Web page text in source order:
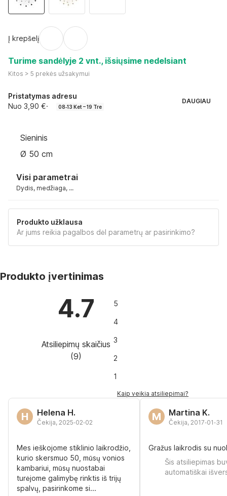
Į krepšelį
Turime sandėlyje 2 vnt., išsiųsime nedelsiant
Kitos > 5 prekės užsakymui
Pristatymas adresu
Nuo 3,90 €· 08‑13 Ket – 19 Tre
DAUGIAU
Sieninis
Ø 50 cm
Visi parametrai
Dydis, medžiaga, ...
Produkto užklausa
Ar jums reikia pagalbos dėl parametrų ar pasirinkimo?
Produkto įvertinimas
4.7
Atsiliepimų skaičius
(9)
5
4
3
2
1
Kaip veikia atsiliepimai?
H Helena H.
Čekija, 2025‑02‑02
Mes ieškojome stiklinio laikrodžio,
kurio skersmuo 50, mūsų vonios
kambariui, mūsų nuostabai
turėjome galimybę rinktis iš trijų
spalvų, pasirinkome si...
M Martina K.
Čekija, 2017‑01‑31
Gražus laikrodis su
Šis atsiliepimas
automatiškai